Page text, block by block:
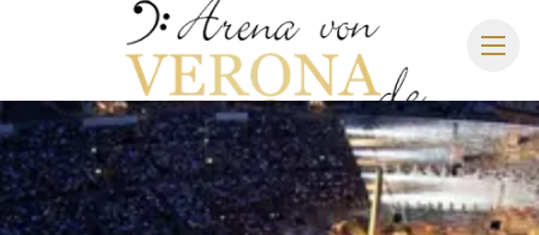
ARENA DI VERONA
SPIELPLAN 2027